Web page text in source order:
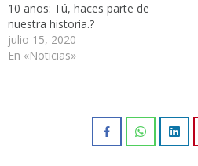
10 años: Tú, haces parte de
nuestra historia.?
julio 15, 2020
En «Noticias»